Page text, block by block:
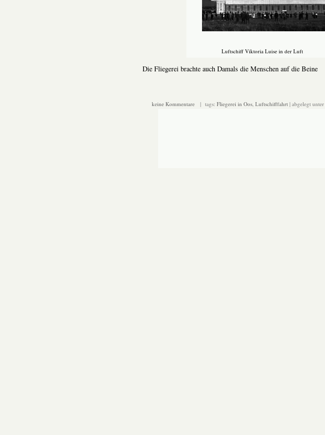
Luftschiff Viktoria Luise in der Luft
Die Fliegerei brachte auch Damals die Menschen auf die Beine
keine Kommentare| tags: Fliegerei in Oos, Luftschifffahrt| abgelegt unter